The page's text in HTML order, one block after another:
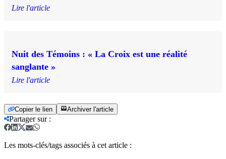
Lire l'article
Nuit des Témoins : « La Croix est une réalité
sanglante »
Lire l'article
Copier le lien Archiver l'article
Partager sur:
Les mots-clés/tags associés à cet article :